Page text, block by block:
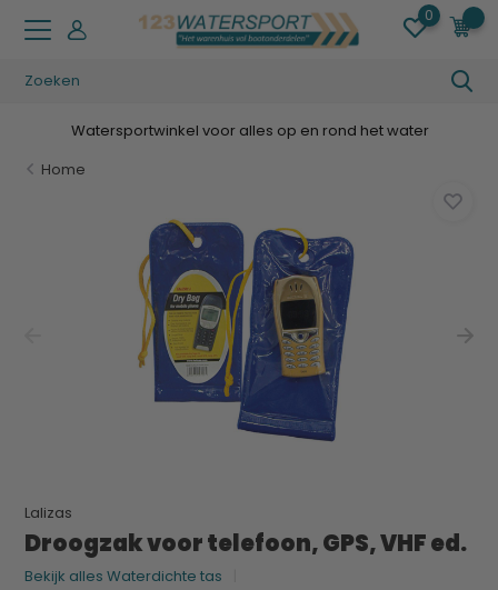
0
Watersportwinkel voor alles op en rond het water
Home
Lalizas
Droogzak voor telefoon, GPS, VHF ed.
Bekijk alles Waterdichte tas